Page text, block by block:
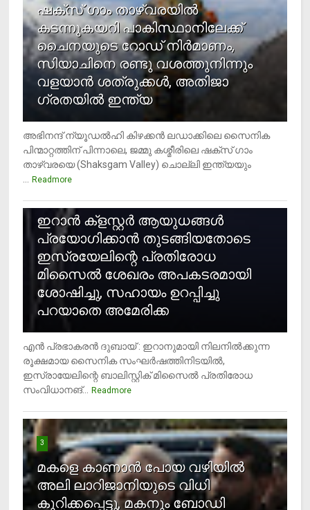
ഷക്സ് ​ഗാം താഴ്‌വരയിൽ
കടന്നുകയറി പാകിസ്ഥാനിലേക്ക്
ചൈനയുടെ റോഡ് നിർമാണം,
സിയാചിനെ രണ്ടു വശത്തുനിന്നും
വളയാൻ ശത്രുക്കൾ, അതിജാ​
ഗ്രതയിൽ ഇന്ത്യ
അഭിനന്ദ് ന്യൂഡൽഹി കിഴക്കൻ ലഡാക്കിലെ സൈനിക
പിന്മാറ്റത്തിന് പിന്നാലെ, ജമ്മു കശ്മീരിലെ ഷക്സ് ​ഗാം
താഴ്‌വരയെ (Shaksgam Valley) ചൊല്ലി ഇന്ത്യയും
Readmore
ഇറാന്‍ ക്‌ളസ്റ്റര്‍ ആയുധങ്ങള്‍
പ്രയോഗിക്കാന്‍ തുടങ്ങിയതോടെ
ഇസ്രയേലിന്റെ പ്രതിരോധ
മിസൈല്‍ ശേഖരം അപകടരമായി
ശോഷിച്ചു, സഹായം ഉറപ്പിച്ചു
പറയാതെ അമേരിക്ക
എന്‍ പ്രഭാകരന്‍ ദുബായ് : ഇറാനുമായി നിലനില്‍ക്കുന്ന
രൂക്ഷമായ സൈനിക സംഘര്‍ഷത്തിനിടയില്‍,
ഇസ്രായേലിന്റെ ബാലിസ്റ്റിക് മിസൈല്‍ പ്രതിരോധ
സംവിധാനങ്...
Readmore
3
മകളെ കാണാന്‍ പോയ വഴിയില്‍
അലി ലാറിജാനിയുടെ വിധി
കുറിക്കപ്പെട്ടു, മകനും ബോഡി